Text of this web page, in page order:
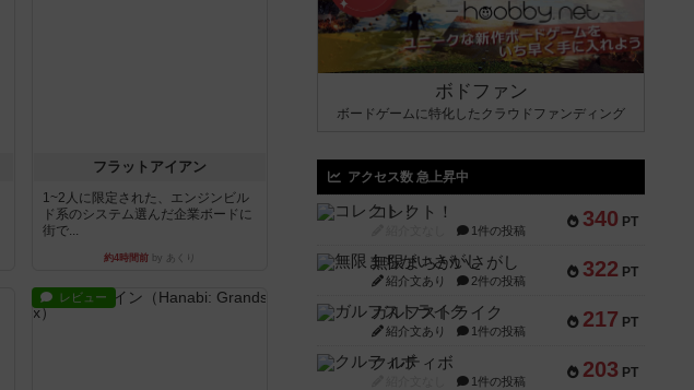
フラットアイアン
1~2人に限定された、エンジンビル
ド系のシステム選んだ企業ボードに
街で...
約4時間前 by あくり
レビュー
ボドファン
ボードゲームに特化したクラウドファンディング
アクセス数 急上昇中
340 PT
コレクト！
1件の投稿
322 PT
無限まちがいさがし
紹介文あり 2件の投稿
217 PT
ガルフストライク
紹介文あり 1件の投稿
203 PT
クルティボ
1件の投稿